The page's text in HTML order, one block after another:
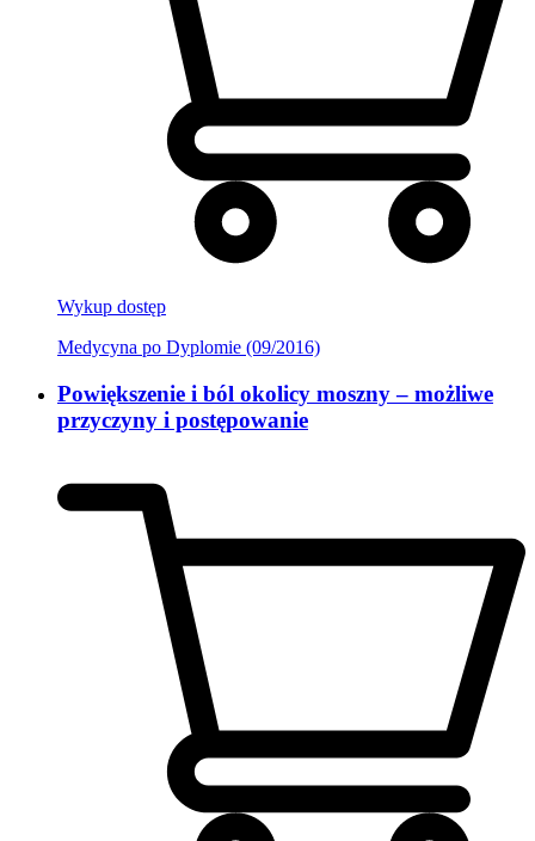
Wykup dostęp
Medycyna po Dyplomie (09/2016)
Powiększenie i ból okolicy moszny – możliwe
przyczyny i postępowanie